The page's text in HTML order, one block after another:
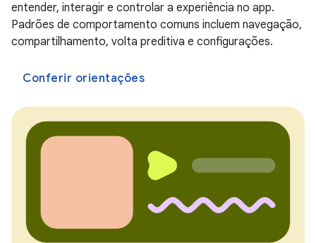
entender, interagir e controlar a experiência no app.
Padrões de comportamento comuns incluem navegação,
compartilhamento, volta preditiva e configurações.
Conferir orientações